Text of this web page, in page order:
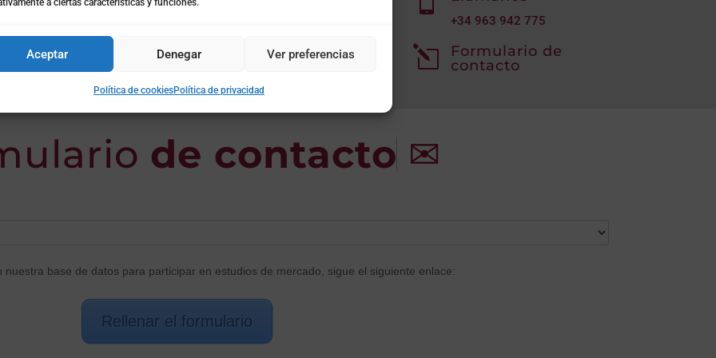
a ciertas características y funciones.
Aceptar Denegar Ver preferencias
Política de cookiesPolítica de privacidad
Solicita más información o presupuesto sin compromiso.
+34 963 942 775
l
Formulario de
contacto
de contacto ✉
nuestra base de datos para participar en estudios de mercado, sigue el siguiente enlace:
Rellenar el formulario